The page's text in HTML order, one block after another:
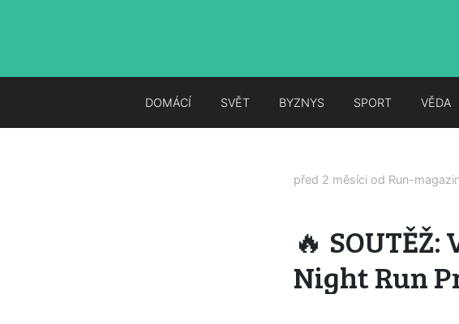
DOMÁCÍ SVĚT BYZNYS SPORT VĚDA
před 2 měsíci od Run-
🔥
Night Run